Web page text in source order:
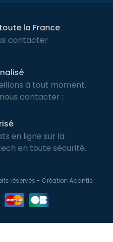
la France
contacter
à tout moment.
contacter :
en ligne sur la
en toute sécurité.
réservés - Création Acantic